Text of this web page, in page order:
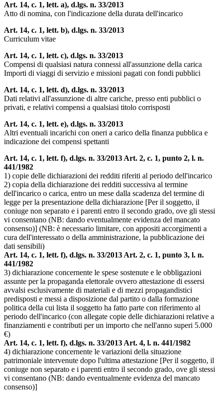
Art. 14, c. 1, lett. a), d.lgs. n. 33/2013
Atto di nomina, con l'indicazione della durata dell'incarico
Art. 14, c. 1, lett. b), d.lgs. n. 33/2013
Curriculum vitae
Art. 14, c. 1, lett. c), d.lgs. n. 33/2013
Compensi di qualsiasi natura connessi all'assunzione della carica
Importi di viaggi di servizio e missioni pagati con fondi pubblici
Art. 14, c. 1, lett. d), d.lgs. n. 33/2013
Dati relativi all'assunzione di altre cariche, presso enti pubblici o
privati, e relativi compensi a qualsiasi titolo corrisposti
Art. 14, c. 1, lett. e), d.lgs. n. 33/2013
Altri eventuali incarichi con oneri a carico della finanza pubblica e
indicazione dei compensi spettanti
Art. 14, c. 1, lett. f), d.lgs. n. 33/2013 Art. 2, c. 1, punto 2, l. n.
441/1982
1) copie delle dichiarazioni dei redditi riferiti al periodo dell'incarico
2) copia della dichiarazione dei redditi successiva al termine
dell'incarico o carica, entro un mese dalla scadenza del termine di
legge per la presentazione della dichiarazione [Per il soggetto, il
coniuge non separato e i parenti entro il secondo grado, ove gli stessi
vi consentano (NB: dando eventualmente evidenza del mancato
consenso)] (NB: è necessario limitare, con appositi accorgimenti a
cura dell'interessato o della amministrazione, la pubblicazione dei
dati sensibili)
Art. 14, c. 1, lett. f), d.lgs. n. 33/2013 Art. 2, c. 1, punto 3, l. n.
441/1982
3) dichiarazione concernente le spese sostenute e le obbligazioni
assunte per la propaganda elettorale ovvero attestazione di essersi
avvalsi esclusivamente di materiali e di mezzi propagandistici
predisposti e messi a disposizione dal partito o dalla formazione
politica della cui lista il soggetto ha fatto parte con riferimento al
periodo dell'incarico (con allegate copie delle dichiarazioni relative a
finanziamenti e contributi per un importo che nell'anno superi 5.000
€)
Art. 14, c. 1, lett. f), d.lgs. n. 33/2013 Art. 4, l. n. 441/1982
4) dichiarazione concernente le variazioni della situazione
patrimoniale intervenute dopo l'ultima attestazione [Per il soggetto, il
coniuge non separato e i parenti entro il secondo grado, ove gli stessi
vi consentano (NB: dando eventualmente evidenza del mancato
consenso)]